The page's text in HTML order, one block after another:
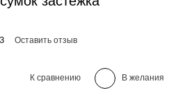
Оставить отзыв
К сравнению В желания